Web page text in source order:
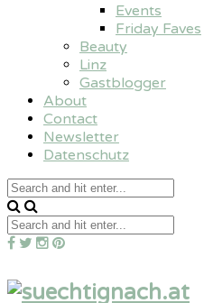
Events
Friday Faves
Beauty
Linz
Gastblogger
About
Contact
Newsletter
Datenschutz